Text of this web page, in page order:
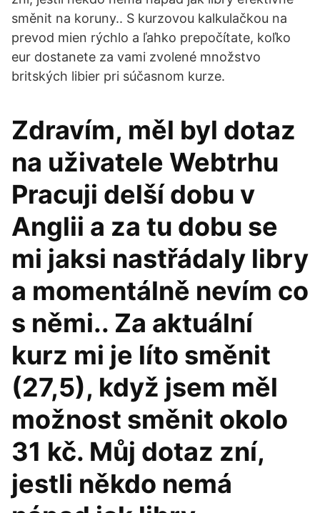
směnit na koruny.. S kurzovou kalkulačkou na
prevod mien rýchlo a ľahko prepočítate, koľko
eur dostanete za vami zvolené množstvo
britských libier pri súčasnom kurze.
Zdravím, měl byl dotaz
na uživatele Webtrhu
Pracuji delší dobu v
Anglii a za tu dobu se
mi jaksi nastřádaly libry
a momentálně nevím co
s němi.. Za aktuální
kurz mi je líto směnit
(27,5), když jsem měl
možnost směnit okolo
31 kč. Můj dotaz zní,
jestli někdo nemá